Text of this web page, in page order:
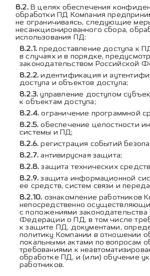
В целях обеспечения
обработки ПД Компания
не ограничиваясь, следующие
несанкционированного сбора,
использования ПД:
предоставление доступа к
в случаях и в порядке,
законодательством Российской
идентификация и
доступа и объектов доступа;
управление доступом
к объектам доступа;
ограничение программной
обеспечение целостности
системы и ПД;
регистрация событий
антивирусная защита;
защита технических
защита информационной
ее средств, систем связи и
ознакомление работников
непосредственно
с положениями законодательства
Федерации о ПД, в том числе
к защите ПД, документами,
политику Компании в отношении
локальными актами по вопросам
требованиями к
обработке ПД, и (или) обучение
работников.